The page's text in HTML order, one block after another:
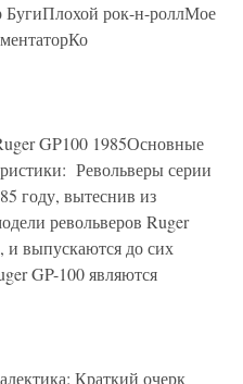
рок-н-роллМое
GP100 1985Основные
Револьверы серии
году, вытеснив из
револьверов Ruger
и выпускаются до сих
GP-100 являются
Краткий очерк